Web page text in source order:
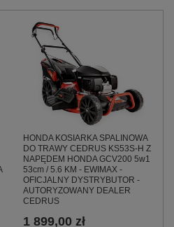
HONDA KOSIARKA SPALINOWA
DO TRAWY CEDRUS KS53S-H Z
NAPĘDEM HONDA GCV200 5w1
53cm / 5.6 KM - EWIMAX -
OFICJALNY DYSTRYBUTOR -
AUTORYZOWANY DEALER
CEDRUS
1 899,00 zł